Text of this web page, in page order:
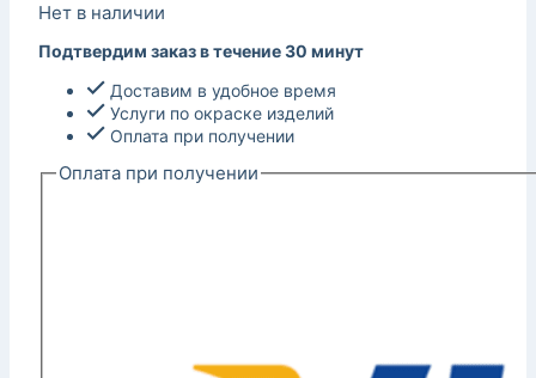
Нет в наличии
Подтвердим заказ в течение 30 минут
Доставим в удобное время
Услуги по окраске изделий
Оплата при получении
Оплата при получении